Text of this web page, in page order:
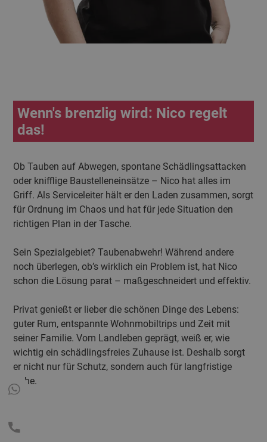
Wenn's brenzlig wird: Nico regelt
das!
Ob Tauben auf Abwegen, spontane Schädlingsattacken
oder knifflige Baustelleneinsätze – Nico hat alles im
Griff. Als Serviceleiter hält er den Laden zusammen, sorgt
für Ordnung im Chaos und hat für jede Situation den
richtigen Plan in der Tasche.
Sein Spezialgebiet? Taubenabwehr! Während andere
noch überlegen, ob’s wirklich ein Problem ist, hat Nico
schon die Lösung parat – maßgeschneidert und effektiv.
Privat genießt er lieber die schönen Dinge des Lebens:
guter Rum, entspannte Wohnmobiltrips und Zeit mit
seiner Familie. Vom Landleben geprägt, weiß er, wie
wichtig ein schädlingsfreies Zuhause ist. Deshalb sorgt
er nicht nur für Schutz, sondern auch für langfristige
Ruhe.